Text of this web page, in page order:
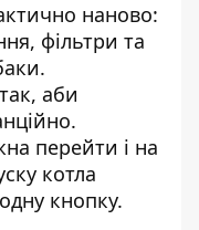
наново:
фільтри та
аби
перейти і на
котла
кнопку.